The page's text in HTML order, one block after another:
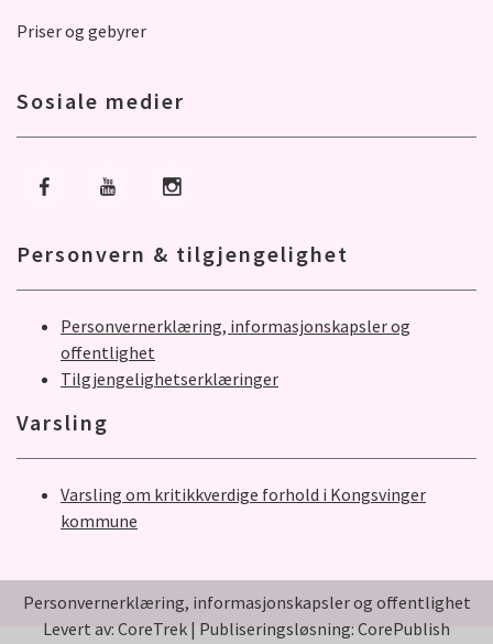
Priser og gebyrer
Sosiale medier
Gå til Facebook
Gå til YoutubeGå til Instagram
Personvern & tilgjengelighet
Personvernerklæring, informasjonskapsler og
offentlighet
Tilgjengelighetserklæringer
Varsling
Varsling om kritikkverdige forhold i Kongsvinger
kommune
Personvernerklæring, informasjonskapsler og offentlighet
Levert av: CoreTrek | Publiseringsløsning: CorePublish